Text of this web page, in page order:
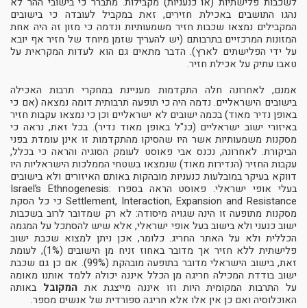
נהגו התושבים באכילת חזירים, זאת במקביל לעובדה כי בישובים
המקבילים נמצאו שכבות חזיר משמעותיות ונדמה כי מזון זה היה אחת
המזונות המרכזיים בתרבותם (יש להעריך שזמן מיוחד של חזיר אף יובא
על ידי הפלישתים לארץ). הדבר מתאים גם הוא לעדות המקראית על
טאבו עתיק על אכילת חזיר.
אמנם, לאחרונה חלה התקדמות מעניינת במחקרי תרבות האכילה
בישובים הישראליים. נדמה היה כי תופעה תרבותית דומה נמצאה (אם כי
באופן נדיר מאוד) בכמה ישובים לא ישראליים וכן כי נמצאו עקבות חזיר
באיזורי ישוב ישראליים (כנ"ל באופן מאוד נדיר). בכל זאת, נראה כי
מסקנות משמעותיות אשר היו שהסיקו מהתקדמות זו אינן עומדת בפני
הביקורת. לאחרונה, נכנס אבי פאוסט לעומק הסוגיה והראה כי בכלל,
עקבות החזיר (הנדירות מאוד) שנמצאו בשטחי הממלכות הישראליות היו
דווקא בעיקר במובלעות כנעניות מובהקות באותם האיזורים ולא בישובים
בעלי אופי ישראלי. פאוסט הראה בספרו Israel’s Ethnogenesis:
Settlement, Interaction, Expansion and Resistance כי כל הסקת
מסקנות מתופעה זו הינה שגויה מיסודה: לא רק שמדובר לרוב בשכבות
ישוב כנעני ולא בישוב בעל אופי ישראלי, אלא שיש להסתכל על המגמה
הכללית ולא על האתר החריג. כלומר, אכן ניתן למצוא שכבת ישוב
פלישתית ללא חזיר אך מדובר באחוז זניח מן הישובים (1%), לעומת
זאת, בישוב הישראלי מדובר בתופעה מובהקת (99%). אם כן גם שכבת
ישוב בודדת המכילה חריגה מן הכלל איננה יכולה ללמד אותנו מאומה
על התרבות המקומית היות וזו איננה מייצגת אתהמקובל באותה
האוכלוסיה ואם כן אין אלו אלא חריגה ספורדית של אנשים מספר.